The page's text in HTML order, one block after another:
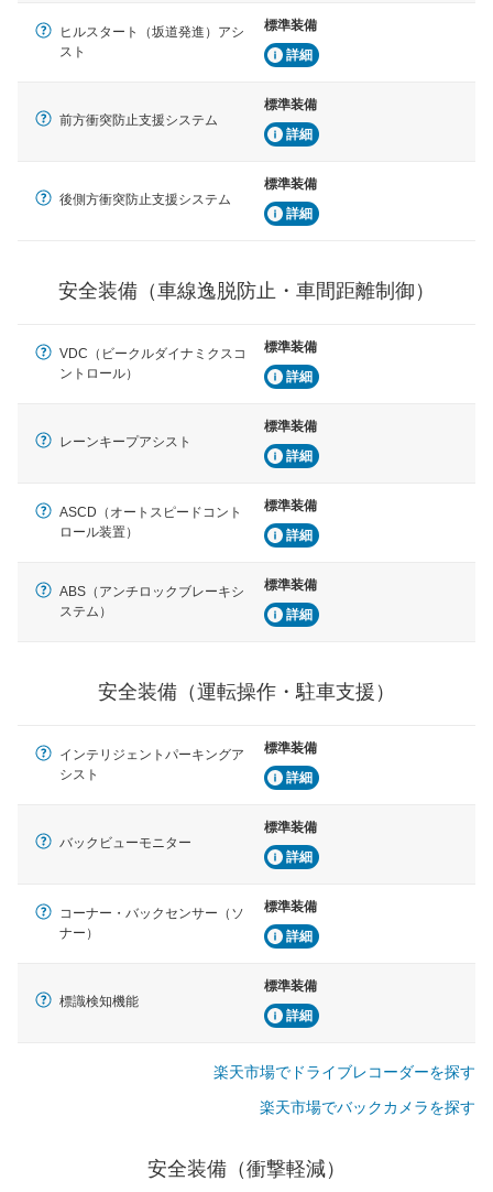
車間距離制御
安全な車間距離を保ちながら前車を追従するアダプティ
ブ・クルーズ・コントロールなどが装備されています。
運転・駐車支援
駐車をスムーズに行うためにインテリジェンスパーキン
グ・アシストやサイドブラインドモニターなどが装備さ
ヒルスタート（坂道発進）アシ
スト
標準装備
詳細
前方衝突防止支援システム
標準装備
詳細
後側方衝突防止支援システム
標準装備
詳細
安全装備（車線逸脱防止・車間距離制御）
VDC（ビークルダイナミクスコ
ントロール）
標準装備
詳細
レーンキープアシスト
標準装備
詳細
ASCD（オートスピードコント
ロール装置）
標準装備
詳細
ABS（アンチロックブレーキシ
ステム）
標準装備
詳細
安全装備（運転操作・駐車支援）
インテリジェントパーキングア
シスト
標準装備
詳細
バックビューモニター
標準装備
詳細
コーナー・バックセンサー（ソ
ナー）
標準装備
詳細
標識検知機能
標準装備
詳細
楽天市場でドライブレコーダーを探す
楽天市場でバックカメラを探す
安全装備（衝撃軽減）